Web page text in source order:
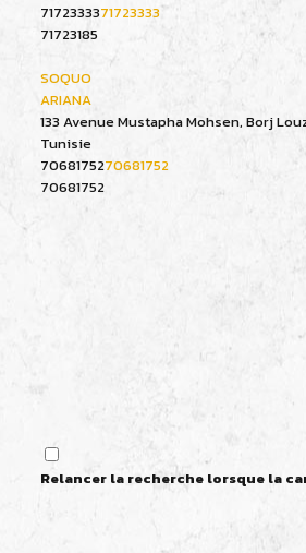
7172333371723333
71723185
SOQUO
ARIANA
133 Avenue Mustapha Mohsen, Borj
Tunisie
7068175270681752
70681752
Relancer la recherche lorsque la